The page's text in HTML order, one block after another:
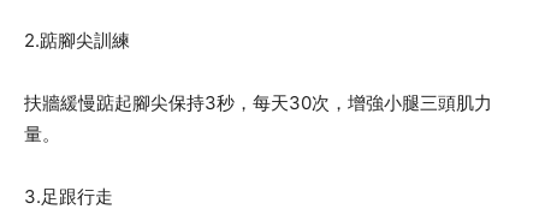
2.踮腳尖訓練
扶牆緩慢踮起腳尖保持3秒，每天30次，增強小腿三頭肌力
量。
3.足跟行走